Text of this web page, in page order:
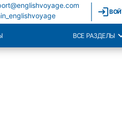
ВСЕ РАЗДЕЛЫ